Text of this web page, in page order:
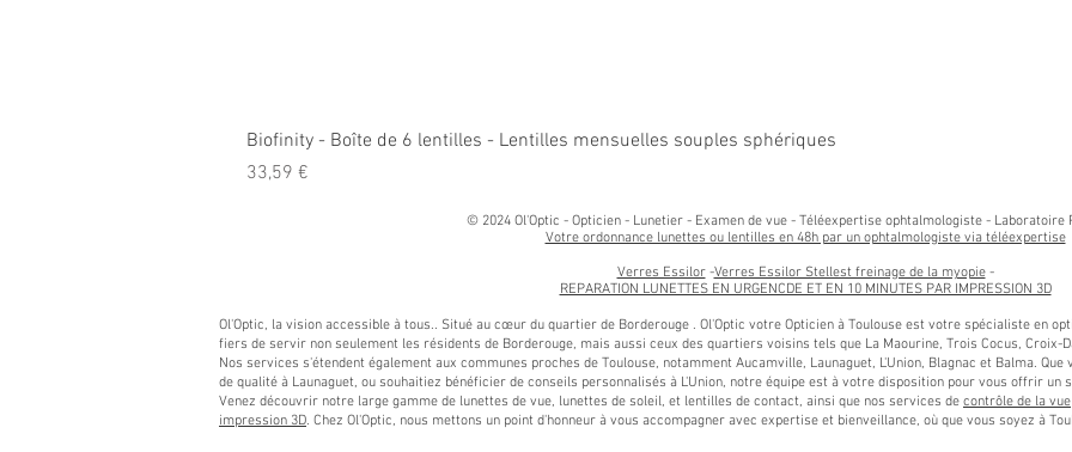
Aperçu rapide
Biofinity - Boîte de 6 lentilles - Lentilles mensuelles souples sphériques
Prix
33,59 €
© 2024 Ol'Optic - Opticien - Lunetier - Examen de vue - Téléexpertise ophtalmologiste - Laboratoire
Votre ordonnance lunettes ou lentilles en 48h par un ophtalmologiste via téléexpertise
Verres Essilor-Verres Essilor Stellest freinage de la myopie-
REPARATION LUNETTES EN URGENCDE ET EN 10 MINUTES PAR IMPRESSION 3D
Ol'Optic, la vision accessible à tous.. Situé au cœur du quartier de Borderouge . Ol'Optic votre Opticien à Toulouse est votre spécialiste en
fiers de servir non seulement les résidents de Borderouge, mais aussi ceux des quartiers voisins tels que La Maourine, Trois Cocus, Croix-
Nos services s'étendent également aux communes proches de Toulouse, notamment Aucamville, Launaguet, L'Union, Blagnac et Balma.
de qualité à Launaguet, ou souhaitiez bénéficier de conseils personnalisés à L'Union, notre équipe est à votre disposition pour vous offrir un
Venez découvrir notre large gamme de lunettes de vue, lunettes de soleil, et lentilles de contact, ainsi que nos services de contrôle de la vue
impression 3D. Chez Ol'Optic, nous mettons un point d'honneur à vous accompagner avec expertise et bienveillance, où que vous soyez à